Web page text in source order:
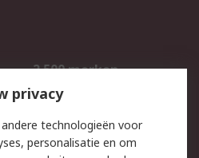
2.500 merken
Inkoopoplossingen
privacy
technologieën voor
personalisatie en om